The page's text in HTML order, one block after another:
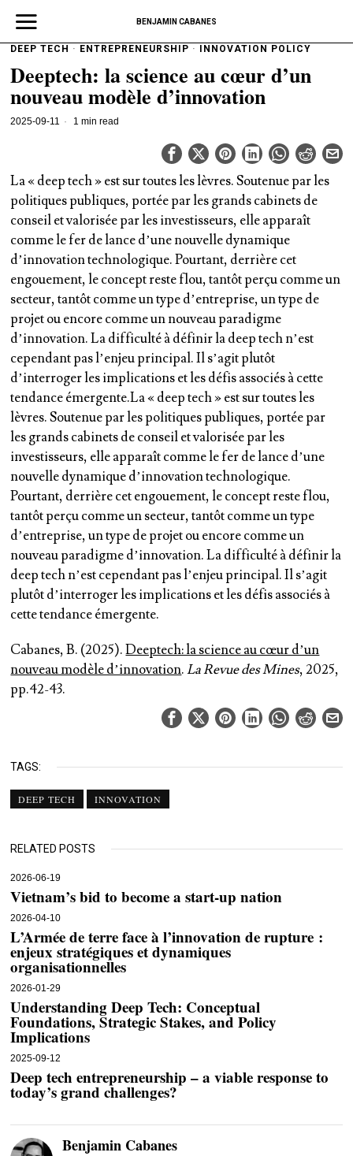
BENJAMIN CABANES
DEEP TECH · ENTREPRENEURSHIP · INNOVATION POLICY
Deeptech: la science au cœur d’un
nouveau modèle d’innovation
2025-09-11 1 min read
La « deep tech » est sur toutes les lèvres. Soutenue par les
politiques publiques, portée par les grands cabinets de
conseil et valorisée par les investisseurs, elle apparaît
comme le fer de lance d’une nouvelle dynamique
d’innovation technologique. Pourtant, derrière cet
engouement, le concept reste flou, tantôt perçu comme un
secteur, tantôt comme un type d’entreprise, un type de
projet ou encore comme un nouveau paradigme
d’innovation. La difficulté à définir la deep tech n’est
cependant pas l’enjeu principal. Il s’agit plutôt
d’interroger les implications et les défis associés à cette
tendance émergente.La « deep tech » est sur toutes les
lèvres. Soutenue par les politiques publiques, portée par
les grands cabinets de conseil et valorisée par les
investisseurs, elle apparaît comme le fer de lance d’une
nouvelle dynamique d’innovation technologique.
Pourtant, derrière cet engouement, le concept reste flou,
tantôt perçu comme un secteur, tantôt comme un type
d’entreprise, un type de projet ou encore comme un
nouveau paradigme d’innovation. La difficulté à définir la
deep tech n’est cependant pas l’enjeu principal. Il s’agit
plutôt d’interroger les implications et les défis associés à
cette tendance émergente.
Cabanes, B. (2025).Deeptech: la science au cœur d’un
nouveau modèle d’innovation.La Revue des Mines, 2025,
pp.42-43.
TAGS:
DEEP TECH INNOVATION
RELATED POSTS
2026-06-19
Vietnam’s bid to become a start-up nation
2026-04-10
L’Armée de terre face à l’innovation de rupture :
enjeux stratégiques et dynamiques
organisationnelles
2026-01-29
Understanding Deep Tech: Conceptual
Foundations, Strategic Stakes, and Policy
Implications
2025-09-12
Deep tech entrepreneurship – a viable response to
today’s grand challenges?
Benjamin Cabanes